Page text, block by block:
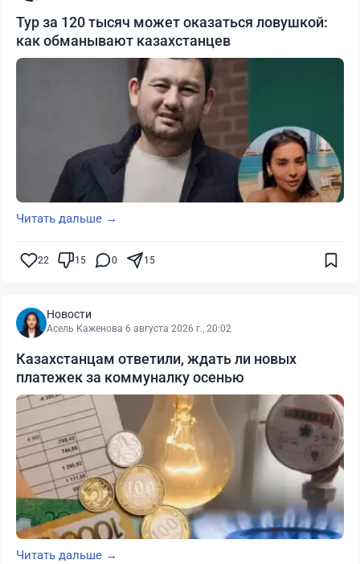
Тур за 120 тысяч может оказаться ловушкой:
как обманывают казахстанцев
Читать дальше →
22 15 0 15
Новости
Асель Каженова·6 августа 2026 г., 20:02
Казахстанцам ответили, ждать ли новых
платежек за коммуналку осенью
Читать дальше →